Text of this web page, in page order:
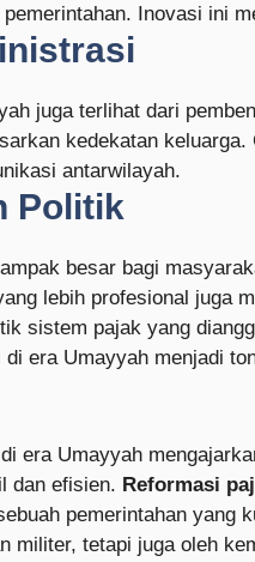
Inovasi ini
juga terlihat dari
kedekatan
antarwilayah.
Politik
besar bagi
lebih profesional juga
sistem pajak yang
era Umayyah menjadi
era Umayyah
dan efisien. Reformasi
pemerintahan
militer, tetapi juga oleh